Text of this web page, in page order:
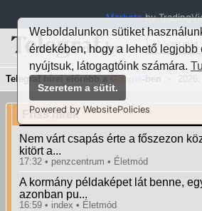
Weboldalunkon sütiket
érdekében, hogy a lehető legjobb
nyújtsuk, látogagtóink számára.
Szeretem a sütit.
Powered by WebsitePolicies
Marketsby
🌙 Sötét mód
Telegraf hírei előrébb a oo
Friss hírek
Nem várt csapás érte a főszezon
kitört a...
17:32 penzcentrum Életmód
A kormány példaképet lát benne,
azonban pu...
16:59 index Életmód